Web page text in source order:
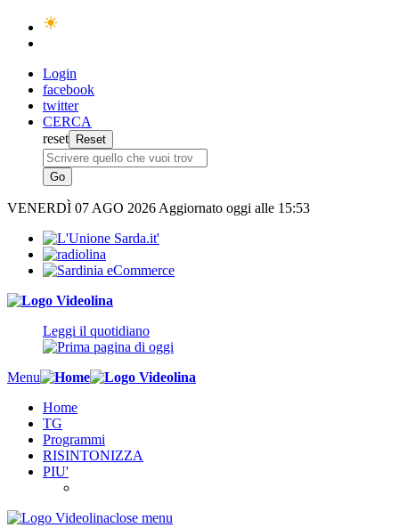
Login
facebook
twitter
CERCA
reset
VENERDÌ 07 AGO 2026 Aggiornato oggi alle 15:53
Leggi il quotidiano
Menu
Home
TG
Programmi
RISINTONIZZA
PIU'
close menu